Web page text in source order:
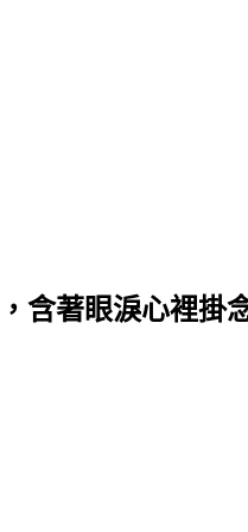
含著眼淚心裡掛